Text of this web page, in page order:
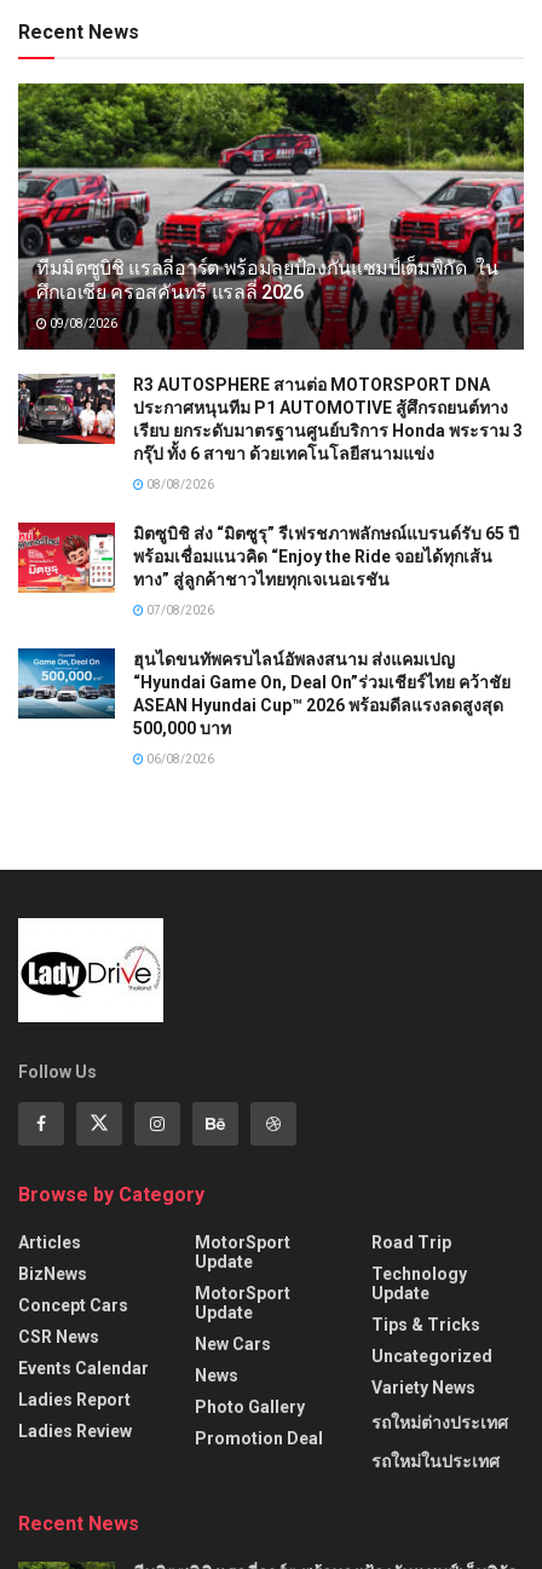
Recent News
ทีมมิตซูบิชิ แรลลี่อาร์ต พร้อมลุยป้องกันแชมป์เต็มพิกัด ใน
ศึกเอเชีย ครอสคันทรี แรลลี่ 2026
09/08/2026
R3 AUTOSPHERE สานต่อ MOTORSPORT DNA
ประกาศหนุนทีม P1 AUTOMOTIVE สู้ศึกรถยนต์ทาง
เรียบ ยกระดับมาตรฐานศูนย์บริการ Honda พระราม 3
กรุ๊ป ทั้ง 6 สาขา ด้วยเทคโนโลยีสนามแข่ง
08/08/2026
มิตซูบิชิ ส่ง “มิตซูรุ” รีเฟรชภาพลักษณ์แบรนด์รับ 65 ปี
พร้อมเชื่อมแนวคิด “Enjoy the Ride จอยได้ทุกเส้น
ทาง” สู่ลูกค้าชาวไทยทุกเจเนอเรชัน
07/08/2026
ฮุนไดขนทัพครบไลน์อัพลงสนาม ส่งแคมเปญ
“Hyundai Game On, Deal On”ร่วมเชียร์ไทย คว้าชัย
ASEAN Hyundai Cup™ 2026 พร้อมดีลแรงลดสูงสุด
500,000 บาท
06/08/2026
Follow Us
Browse by Category
Articles
BizNews
Concept Cars
CSR News
Events Calendar
Ladies Report
Ladies Review
MotorSport
Update
MotorSport
Update
New Cars
News
Photo Gallery
Promotion Deal
Road Trip
Technology
Update
Tips & Tricks
Uncategorized
Variety News
รถใหม่ต่างประเทศ
รถใหม่ในประเทศ
Recent News